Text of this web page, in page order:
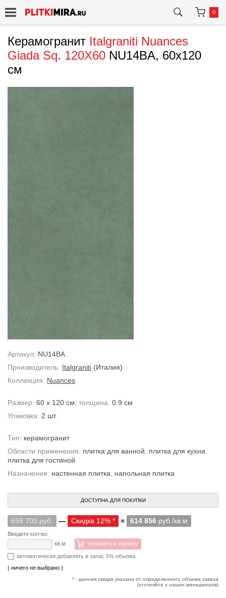
0
Керамогранит Italgraniti Nuances
Giada Sq. 120X60 NU14BA, 60x120
см
Артикул: NU14BA
Производитель: Italgraniti (Италия)
Коллекция: Nuances
Размер: 60 x 120 см; толщина: 0.9 см
Упаковка: 2 шт.
Тип: керамогранит
Области применения: плитка для ванной плитка для кухни
плитка для гостиной
Назначения: настенная плитка напольная плитка
ДОСТУПНА ДЛЯ ПОКУПКИ
698 700 руб. — Скидка 12% * = 614 856 руб./кв.м
Введите кол-во:
кв.м
положить в корзину
автоматически добавлять в запас 5% объема
( ничего не выбрано )
* - данная скидка указана от определенного объема заказа
(уточняйте у наших менеджеров)